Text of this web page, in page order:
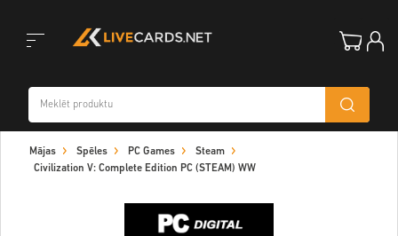
navigation
Mājas Spēles PC Games
Steam
Civilization V: Complete Edition PC (STEAM) WW